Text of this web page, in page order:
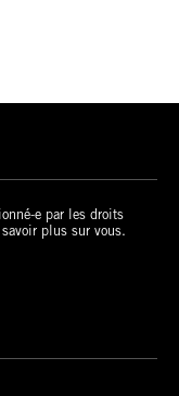
e par les droits
plus sur vous.